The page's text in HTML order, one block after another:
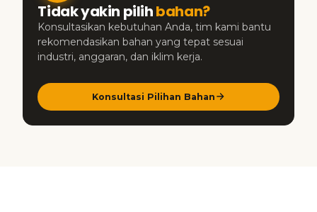
Tidak yakin pilihbahan?
Konsultasikan kebutuhan Anda, tim kami bantu
rekomendasikan bahan yang tepat sesuai
industri, anggaran, dan iklim kerja.
Konsultasi Pilihan Bahan